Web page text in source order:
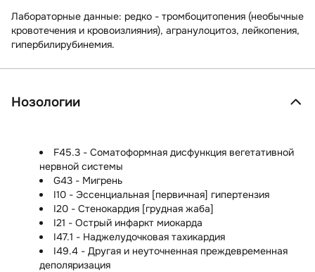
Лабораторные данные: редко - тромбоцитопения (необычные
кровотечения и кровоизлияния), агранулоцитоз, лейкопения,
гипербилирубинемия.
Нозологии
F45.3 - Соматоформная дисфункция вегетативной
нервной системы
G43 - Мигрень
I10 - Эссенциальная [первичная] гипертензия
I20 - Стенокардия [грудная жаба]
I21 - Острый инфаркт миокарда
I47.1 - Наджелудочковая тахикардия
I49.4 - Другая и неуточненная преждевременная
деполяризация